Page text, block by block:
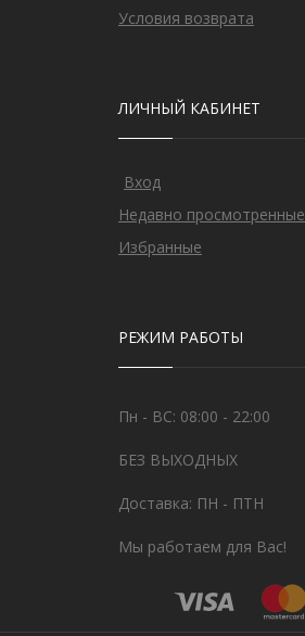
Условия возврата
ЛИЧНЫЙ КАБИНЕТ
Вход
Недавно просмотренные
Избранные
РЕЖИМ РАБОТЫ
Пн - ВС: 08:00 - 22:00
БЕЗ ВЫХОДНЫХ
Доставка: ПН - ПТН
Мы работаем для Вас!